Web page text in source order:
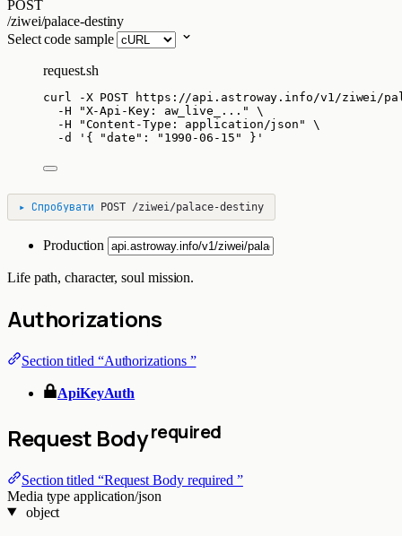
POST
/ziwei/palace-destiny
Select code sample
request.sh
curl -X POST
https://api.astroway.info/v1/ziwei/
-H
"X-Api-Key: aw_live_... "
\
-H
"Content-Type: application/json "
\
-d
' { "date": "1990-06-15" } '
▸ Спробувати POST /ziwei/palace-destiny
Production
Life path, character, soul mission.
Authorizations
Section titled “Authorizations ”
ApiKeyAuth
Request Bodyrequired
Section titled “Request Body required ”
Media type application/json
object